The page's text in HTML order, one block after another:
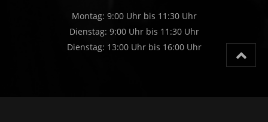
Montag: 9:00 Uhr bis 11:30 Uhr
Dienstag: 9:00 Uhr bis 11:30 Uhr
Dienstag: 13:00 Uhr bis 16:00 Uhr